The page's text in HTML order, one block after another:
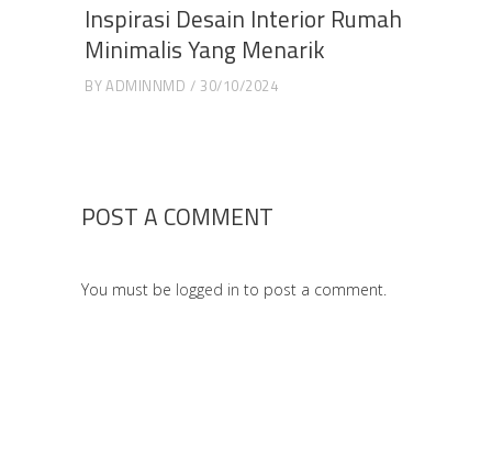
Inspirasi Desain Interior Rumah
Minimalis Yang Menarik
BYADMINNMD 30/10/2024
POST A COMMENT
You must be logged in to post a comment.